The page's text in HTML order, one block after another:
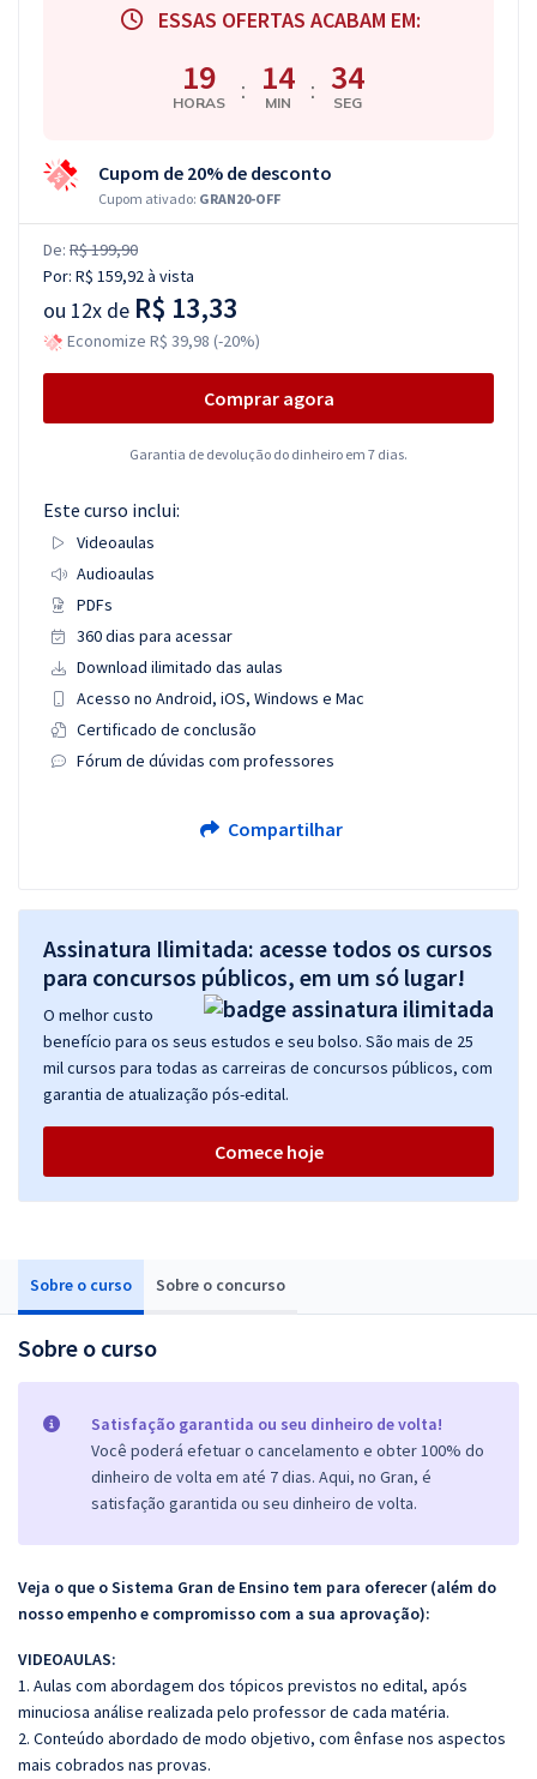
Sobre o curso Sobre o concurso
Sobre o curso
Satisfação garantida ou seu dinheiro de volta!
Você poderá efetuar o cancelamento e obter 100% do
dinheiro de volta em até 7 dias. Aqui, no Gran, é
satisfação garantida ou seu dinheiro de volta.
Veja o que o Sistema Gran de Ensino tem para oferecer (além do
nosso empenho e compromisso com a sua aprovação):
VIDEOAULAS:
1. Aulas com abordagem dos tópicos previstos no edital, após
minuciosa análise realizada pelo professor de cada matéria.
2. Conteúdo abordado de modo objetivo, com ênfase nos aspectos
mais cobrados nas provas.
ESSAS OFERTAS ACABAM EM:
19
HORAS : 14
MIN : 33
SEG
Cupom de 20% de desconto
Cupom ativado: GRAN20-OFF
De: R$ 199,90
Por: R$ 159,92à vista
ou 12x de R$ 13,33
Economize R$ 39,98 (-20%)
Comprar agora
Garantia de devolução do dinheiro em 7 dias.
Este curso inclui:
Videoaulas
Audioaulas
PDFs
360 dias para acessar
Download ilimitado das aulas
Acesso no Android, iOS, Windows e Mac
Certificado de conclusão
Fórum de dúvidas com professores
Compartilhar
Assinatura Ilimitada: acesse todos os cursos
para concursos públicos, em um só lugar!
O melhor custo
benefício para os seus estudos e seu bolso. São mais de 25
mil cursos para todas as carreiras de concursos públicos, com
garantia de atualização pós-edital.
Comece hoje